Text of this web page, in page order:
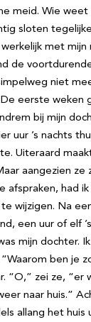
meid. Wie weet
sloten
met
de
niet
eerste weken
bij mijn
uur ’s nachts
Uiteraard
aangezien ze
afspraken, had
wijzigen. Na
een uur of elf
mijn dochter.
ben je
“O,” zei ze, “er
naar huis.”
allang het huis